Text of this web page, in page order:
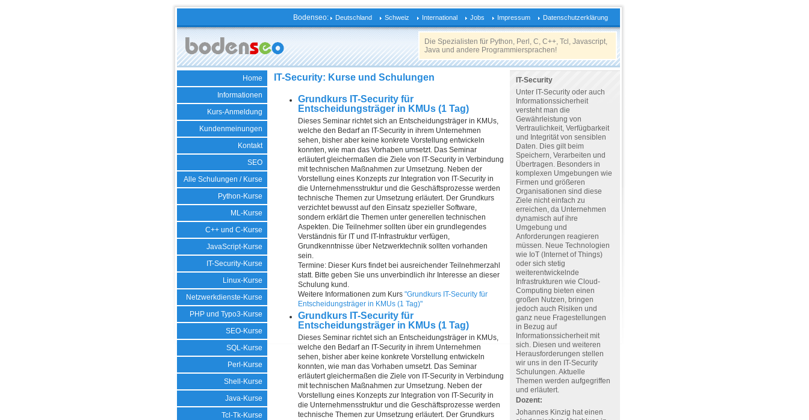
Bodenseo: Deutschland Schweiz International Jobs Impressum Datenschutzerklärung
Die Spezialisten für Python, Perl, C, C++, Tcl, Javascript,
Java und andere Programmiersprachen!
Home
Informationen
Kurs-Anmeldung
Kundenmeinungen
Kontakt
SEO
Alle Schulungen / Kurse
Python-Kurse
ML-Kurse
C++ und C-Kurse
JavaScript-Kurse
IT-Security-Kurse
Linux-Kurse
Netzwerkdienste-Kurse
PHP und Typo3-Kurse
SEO-Kurse
SQL-Kurse
Perl-Kurse
Shell-Kurse
Java-Kurse
Tcl-Tk-Kurse
IT-Security
Unter IT-Security oder auch
Informationssicherheit
versteht man die
Gewährleistung von
Vertraulichkeit, Verfügbarkeit
und Integrität von sensiblen
Daten. Dies gilt beim
Speichern, Verarbeiten und
Übertragen. Besonders in
komplexen Umgebungen wie
Firmen und größeren
Organisationen sind diese
Ziele nicht einfach zu
erreichen, da Unternehmen
dynamisch auf ihre
Umgebung und
Anforderungen reagieren
müssen. Neue Technologien
wie IoT (Internet of Things)
oder sich stetig
weiterentwickelnde
Infrastrukturen wie Cloud-
Computing bieten einen
großen Nutzen, bringen
jedoch auch Risiken und
ganz neue Fragestellungen
in Bezug auf
Informationssicherheit mit
sich. Diesen und weiteren
Herausforderungen stellen
wir uns in den IT-Security
Schulungen. Aktuelle
Themen werden aufgegriffen
und erläutert.
Dozent:
Johannes Kinzig hat einen
IT-Security: Kurse und Schulungen
Grundkurs IT-Security für
Entscheidungsträger in KMUs (1 Tag)
Dieses Seminar richtet sich an Entscheidungsträger in KMUs,
welche den Bedarf an IT-Security in ihrem Unternehmen
sehen, bisher aber keine konkrete Vorstellung entwickeln
konnten, wie man das Vorhaben umsetzt. Das Seminar
erläutert gleichermaßen die Ziele von IT-Security in Verbindung
mit technischen Maßnahmen zur Umsetzung. Neben der
Vorstellung eines Konzepts zur Integration von IT-Security in
die Unternehmensstruktur und die Geschäftsprozesse werden
technische Themen zur Umsetzung erläutert. Der Grundkurs
verzichtet bewusst auf den Einsatz spezieller Software,
sondern erklärt die Themen unter generellen technischen
Aspekten. Die Teilnehmer sollten über ein grundlegendes
Verständnis für IT und IT-Infrastruktur verfügen,
Grundkenntnisse über Netzwerktechnik sollten vorhanden
sein.
Termine: Dieser Kurs findet bei ausreichender Teilnehmerzahl
statt. Bitte geben Sie uns unverbindlich ihr Interesse an dieser
Schulung kund.
Weitere Informationen zum Kurs "Grundkurs IT-Security für
Entscheidungsträger in KMUs (1 Tag)"
Grundkurs IT-Security für
Entscheidungsträger in KMUs (1 Tag)
Dieses Seminar richtet sich an Entscheidungsträger in KMUs,
welche den Bedarf an IT-Security in ihrem Unternehmen
sehen, bisher aber keine konkrete Vorstellung entwickeln
konnten, wie man das Vorhaben umsetzt. Das Seminar
erläutert gleichermaßen die Ziele von IT-Security in Verbindung
mit technischen Maßnahmen zur Umsetzung. Neben der
Vorstellung eines Konzepts zur Integration von IT-Security in
die Unternehmensstruktur und die Geschäftsprozesse werden
technische Themen zur Umsetzung erläutert. Der Grundkurs